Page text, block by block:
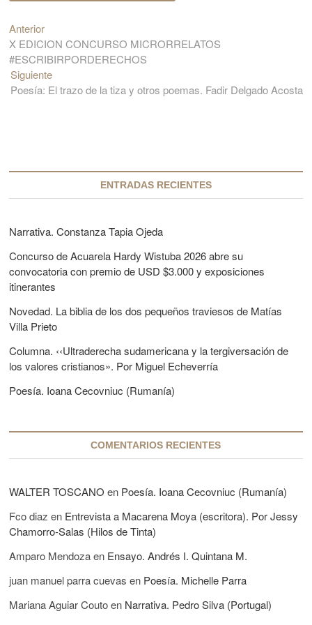
N
a
v
e
c
n
d
e
n
t
r
a
a
s
Anterior
n
t
r
a
r
o
:
X EDICION CONCURSO MICRORRELATOS
#ESCRIBIRPORDERECHOS
SiguienteE
n
i
u
e
n
t
e
:
Poesía: El trazo de la tiza y otros poemas. Fadir Delgado Acosta
ENTRADAS RECIENTES
Narrativa. Constanza Tapia Ojeda
Concurso de Acuarela Hardy Wistuba 2026 abre su
convocatoria con premio de USD $3.000 y exposiciones
itinerantes
Novedad. La biblia de los dos pequeños traviesos de Matías
Villa Prieto
Columna. ‹‹Ultraderecha sudamericana y la tergiversación de
los valores cristianos». Por Miguel Echeverría
Poesía. Ioana Cecovniuc (Rumanía)
COMENTARIOS RECIENTES
WALTER TOSCANO en Poesía. Ioana Cecovniuc (Rumanía)
Fco diaz en Entrevista a Macarena Moya (escritora). Por Jessy
Chamorro-Salas (Hilos de Tinta)
Amparo Mendozaen Ensayo. Andrés I. Quintana M.
juan manuel parra cuevas en Poesía. Michelle Parra
Mariana Aguiar Coutoen Narrativa. Pedro Silva (Portugal)